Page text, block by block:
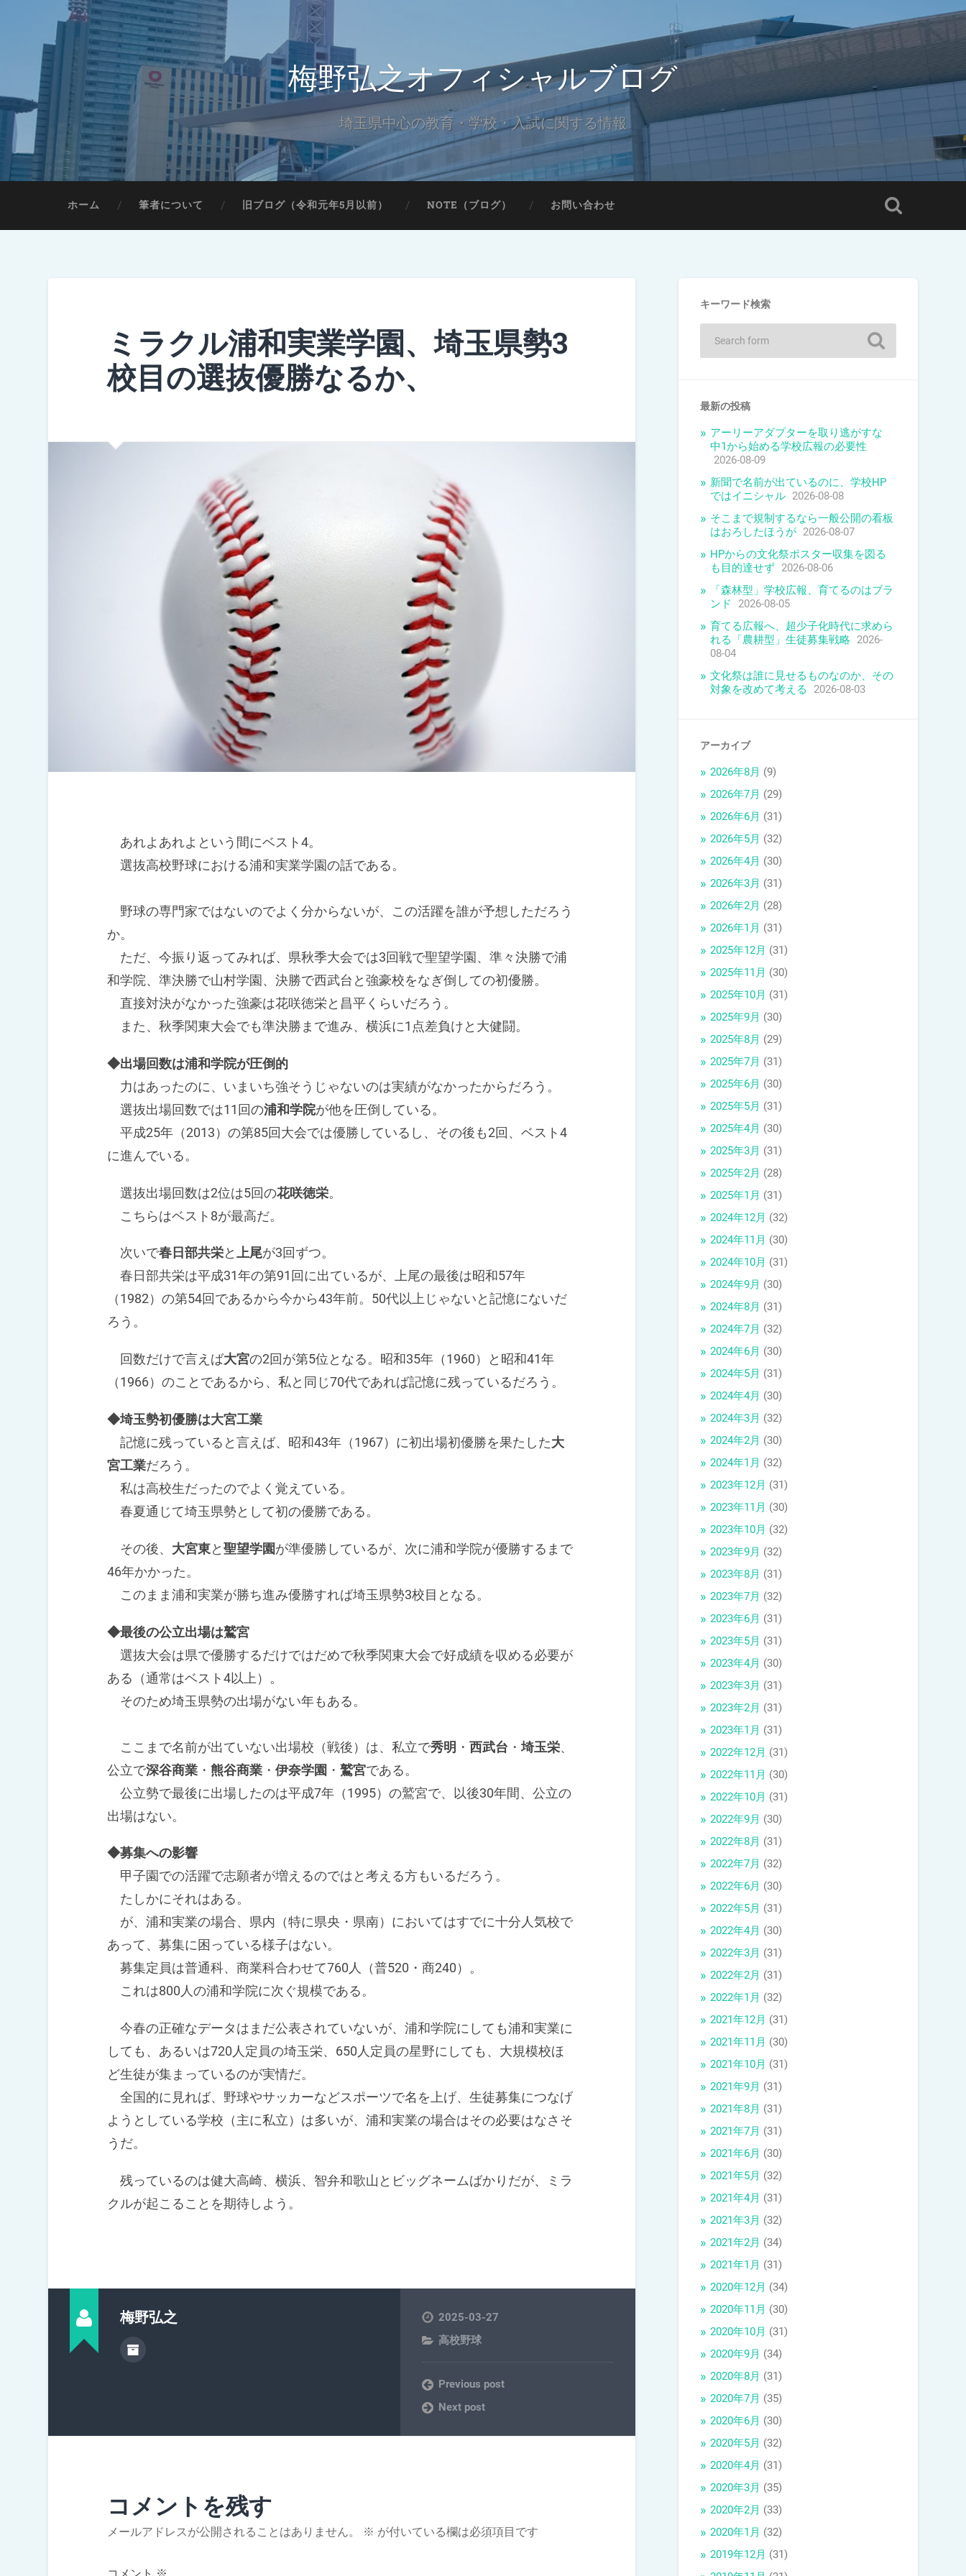
梅野弘之オフィシャルブログ
埼玉県中心の教育・学校・入試に関する情報
ホーム 筆者について 旧ブログ（令和元年5月以前） NOTE（ブログ） お問い合わせ
ミラクル浦和実業学園、埼玉県勢3
校目の選抜優勝なるか、
あれよあれよという間にベスト4。
選抜高校野球における浦和実業学園の話である。
野球の専門家ではないのでよく分からないが、この活躍を誰が予想しただろう
か。
ただ、今振り返ってみれば、県秋季大会では3回戦で聖望学園、準々決勝で浦
和学院、準決勝で山村学園、決勝で西武台と強豪校をなぎ倒しての初優勝。
直接対決がなかった強豪は花咲徳栄と昌平くらいだろう。
また、秋季関東大会でも準決勝まで進み、横浜に1点差負けと大健闘。
◆出場回数は浦和学院が圧倒的
力はあったのに、いまいち強そうじゃないのは実績がなかったからだろう。
選抜出場回数では11回の浦和学院が他を圧倒している。
平成25年（2013）の第85回大会では優勝しているし、その後も2回、ベスト4
に進んでいる。
選抜出場回数は2位は5回の花咲徳栄。
こちらはベスト8が最高だ。
次いで春日部共栄と上尾が3回ずつ。
春日部共栄は平成31年の第91回に出ているが、上尾の最後は昭和57年
（1982）の第54回であるから今から43年前。50代以上じゃないと記憶にないだ
ろう。
回数だけで言えば大宮の2回が第5位となる。昭和35年（1960）と昭和41年
（1966）のことであるから、私と同じ70代であれば記憶に残っているだろう。
◆埼玉勢初優勝は大宮工業
記憶に残っていると言えば、昭和43年（1967）に初出場初優勝を果たした大
宮工業だろう。
私は高校生だったのでよく覚えている。
春夏通じて埼玉県勢として初の優勝である。
その後、 大宮東と聖望学園が準優勝しているが、次に浦和学院が優勝するまで
46年かかった。
このまま浦和実業が勝ち進み優勝すれば埼玉県勢3校目となる。
◆最後の公立出場は鷲宮
選抜大会は県で優勝するだけではだめで秋季関東大会で好成績を収める必要が
ある（通常はベスト4以上）。
そのため埼玉県勢の出場がない年もある。
ここまで名前が出ていない出場校（戦後）は、私立で秀明 ・ 西武台 ・埼玉栄、
公立で深谷商業・ 熊谷商業・ 伊奈学園 ・ 鷲宮である。
公立勢で最後に出場したのは平成7年（1995）の鷲宮で、以後30年間、公立の
出場はない。
◆募集への影響
甲子園での活躍で志願者が増えるのではと考える方もいるだろう。
たしかにそれはある。
が、浦和実業の場合、県内（特に県央・県南）においてはすでに十分人気校で
あって、募集に困っている様子はない。
募集定員は普通科、商業科合わせて760人（普520・商240）。
これは800人の浦和学院に次ぐ規模である。
今春の正確なデータはまだ公表されていないが、浦和学院にしても浦和実業に
しても、あるいは720人定員の埼玉栄、650人定員の星野にしても、大規模校ほ
ど生徒が集まっているのが実情だ。
全国的に見れば、野球やサッカーなどスポーツで名を上げ、生徒募集につなげ
ようとしている学校（主に私立）は多いが、浦和実業の場合はその必要はなさそ
うだ。
残っているのは健大高崎、横浜、智弁和歌山とビッグネームばかりだが、ミラ
クルが起こることを期待しよう。
梅野弘之
2025-03-27
高校野球
Previous post
Next post
コメントを残す
メールアドレスが公開されることはありません。 ※ が付いている欄は必須項目です
キーワード検索
最新の投稿
アーリーアダプターを取り逃がすな
中1から始める学校広報の必要性
2026-08-09
新聞で名前が出ているのに、学校HP
ではイニシャル 2026-08-08
そこまで規制するなら一般公開の看板
はおろしたほうが 2026-08-07
HPからの文化祭ポスター収集を図る
も目的達せず 2026-08-06
「森林型」学校広報、育てるのはブラ
ンド
2026-08-05
育てる広報へ、超少子化時代に求めら
れる「農耕型」生徒募集戦略 2026-
08-04
文化祭は誰に見せるものなのか、その
対象を改めて考える
2026-08-03
アーカイブ
2026年8月 (9)
2026年7月 (29)
2026年6月 (31)
2026年5月 (32)
2026年4月 (30)
2026年3月 (31)
2026年2月 (28)
2026年1月 (31)
2025年12月 (31)
2025年11月 (30)
2025年10月 (31)
2025年9月 (30)
2025年8月 (29)
2025年7月 (31)
2025年6月 (30)
2025年5月 (31)
2025年4月 (30)
2025年3月 (31)
2025年2月 (28)
2025年1月 (31)
2024年12月 (32)
2024年11月 (30)
2024年10月 (31)
2024年9月 (30)
2024年8月 (31)
2024年7月 (32)
2024年6月 (30)
2024年5月 (31)
2024年4月 (30)
2024年3月 (32)
2024年2月 (30)
2024年1月 (32)
2023年12月 (31)
2023年11月 (30)
2023年10月 (32)
2023年9月 (32)
2023年8月 (31)
2023年7月 (32)
2023年6月 (31)
2023年5月 (31)
2023年4月 (30)
2023年3月 (31)
2023年2月 (31)
2023年1月 (31)
2022年12月 (31)
2022年11月 (30)
2022年10月 (31)
2022年9月 (30)
2022年8月 (31)
2022年7月 (32)
2022年6月 (30)
2022年5月 (31)
2022年4月 (30)
2022年3月 (31)
2022年2月 (31)
2022年1月 (32)
2021年12月 (31)
2021年11月 (30)
2021年10月 (31)
2021年9月 (31)
2021年8月 (31)
2021年7月 (31)
2021年6月 (30)
2021年5月 (32)
2021年4月 (31)
2021年3月 (32)
2021年2月 (34)
2021年1月 (31)
2020年12月 (34)
2020年11月 (30)
2020年10月 (31)
2020年9月 (34)
2020年8月 (31)
2020年7月 (35)
2020年6月 (30)
2020年5月 (32)
2020年4月 (31)
2020年3月 (35)
2020年2月 (33)
2020年1月 (32)
2019年12月 (31)